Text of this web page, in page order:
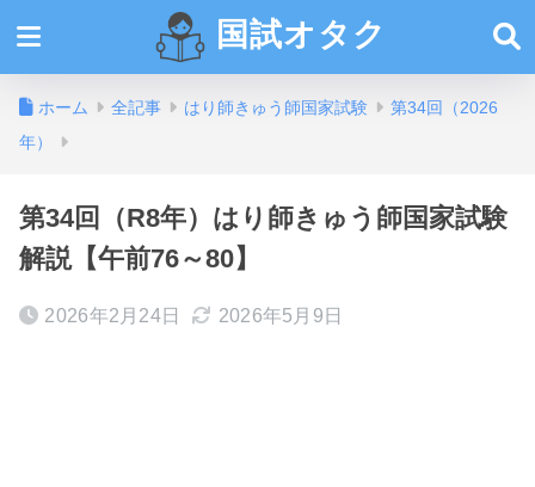
国試オタク
ホーム 全記事 はり師きゅう師国家試験
第34回（2026
年）
第34回（R8年）はり師きゅう師国家試験
解説【午前76～80】
2026年2月24日 2026年5月9日